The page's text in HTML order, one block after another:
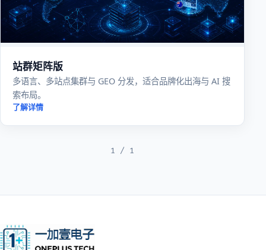
站群矩阵版
多语言、多站点集群与 GEO 分发，适合品牌化出海与 AI 搜
索布局。
了解详情
1 / 1